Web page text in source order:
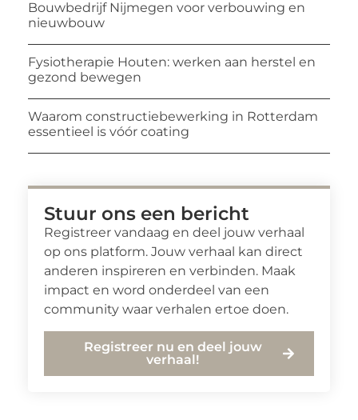
Bouwbedrijf Nijmegen voor verbouwing en
nieuwbouw
Fysiotherapie Houten: werken aan herstel en
gezond bewegen
Waarom constructiebewerking in Rotterdam
essentieel is vóór coating
Stuur ons een bericht
Registreer vandaag en deel jouw verhaal
op ons platform. Jouw verhaal kan direct
anderen inspireren en verbinden. Maak
impact en word onderdeel van een
community waar verhalen ertoe doen.
Registreer nu en deel jouw
verhaal!